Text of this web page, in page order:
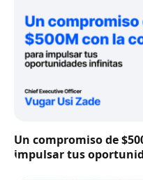
Un compromiso de
impulsar tus